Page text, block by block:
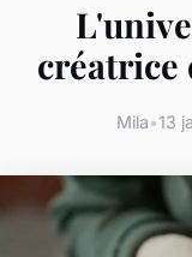
créatrice
Mila•13